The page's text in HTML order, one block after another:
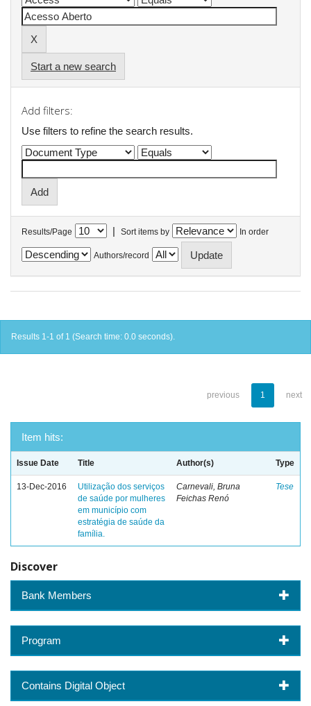
Start a new search
Add filters:
Use filters to refine the search results.
Results/Page | Sort items by In order
Authors/record
Results 1-1 of 1 (Search time: 0.0 seconds).
previous 1 next
Item hits:
Issue Date Title Author(s) Type
13-Dec-2016
Utilização dos serviços
de saúde por mulheres
em município com
estratégia de saúde da
família.
Carnevali, Bruna
Feichas Renó
Tese
Discover
Bank Members
Program
Contains Digital Object